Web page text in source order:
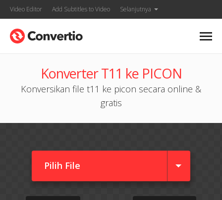
Video Editor Add Subtitles to Video Selanjutnya
Konverter T11 ke PICON
Konversikan file t11 ke picon secara online &
gratis
Pilih File